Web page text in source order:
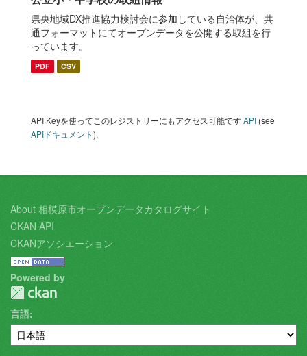
県央地域DX推進協力検討会に参加している自治体が、共
通フォーマットにてオープンデータを公開する取組を行
っています。
PDF CSV
API Keyを使ってこのレジストリーにもアクセス可能ですAPI (see
APIドキュメント).
About 相模原市オープンデータカタログサイト
CKAN API
CKANアソシエーション
Powered by
言語